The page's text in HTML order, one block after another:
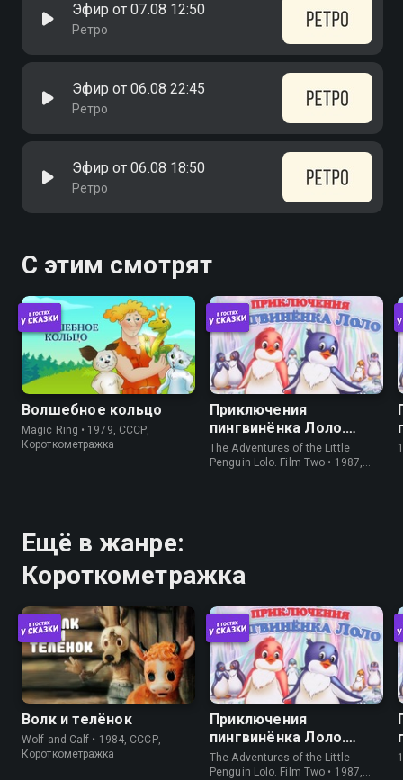
Эфир от 07.08 12:50
Ретро
Эфир от 06.08 22:45
Ретро
Эфир от 06.08 18:50
Ретро
С этим смотрят
Волшебное кольцо
Magic Ring • 1979, СССР,
Короткометражка
Приключения
пингвинёнка Лоло.
Фильм второй
The Adventures of the Little
Penguin Lolo. Film Two • 1987,
Ещё в жанре:
Короткометражка
Волк и телёнок
Wolf and Calf • 1984, СССР,
Короткометражка
Приключения
пингвинёнка Лоло.
Фильм второй
The Adventures of the Little
Penguin Lolo. Film Two • 1987,